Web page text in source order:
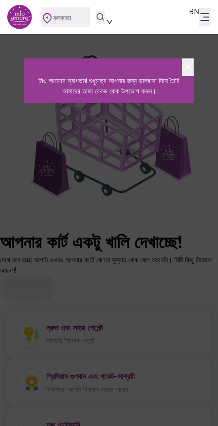
মিও আমোরে স্বাগতম! শুধুমাত্র আপনার জন্য ভালবাসা দিয়ে তৈরি
আমাদের তাজা বেকড কেক উপভোগ করুন।
কলকাতা
BN
আপনার কার্ট একটু খালি দেখাচ্ছে!
দেখে মনে হচ্ছে আপনি এখনও আপনার কার্টে কোনো সুস্বাদু কেক যোগ করেননি। মিষ্টি কিছু নিজেকে
আচরণ!
দ্রুত এবং সহজ পেমেন্ট
সবচেয়ে নিরাপদ পেমেন্ট
প্রিমিয়াম গুণমান এবং পকেট-সাশ্রয়ী
বিলাসিতা আপনি বিশ্বাস করতে পারেন